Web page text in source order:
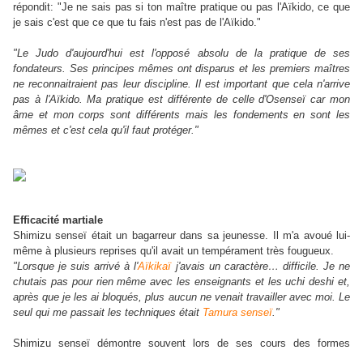
répondit: "Je ne sais pas si ton maître pratique ou pas l'Aïkido, ce que
je sais c'est que ce que tu fais n'est pas de l'Aïkido."
"Le Judo d'aujourd'hui est l'opposé absolu de la pratique de ses
fondateurs. Ses principes mêmes ont disparus et les premiers maîtres
ne reconnaitraient pas leur discipline. Il est important que cela n'arrive
pas à l'Aïkido. Ma pratique est différente de celle d'Osenseï car mon
âme et mon corps sont différents mais les fondements en sont les
mêmes et c'est cela qu'il faut protéger."
Efficacité martiale
Shimizu senseï était un bagarreur dans sa jeunesse. Il m'a avoué lui-
même à plusieurs reprises qu'il avait un tempérament très fougueux.
"Lorsque je suis arrivé à l'Aïkikaïj'avais un caractère… difficile. Je ne
chutais pas pour rien même avec les enseignants et les uchi deshi et,
après que je les ai bloqués, plus aucun ne venait travailler avec moi. Le
seul qui me passait les techniques était Tamura senseï."
Shimizu senseï démontre souvent lors de ses cours des formes